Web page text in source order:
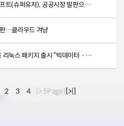
국산 리눅스 명맥 잇는 에스유소프트(슈퍼유저), 공공시장 발판으로 재도약 나선다
…클라우드 겨냥
에스유소프트(슈퍼유저), 서버용 리눅스 패키지 출시 “빅데이터ㆍ클라우드 최적화” 외..
2 3 4 [> 5Page] [>|]